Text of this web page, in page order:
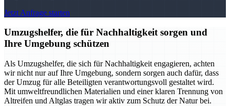
Jetzt Anfrage starten
Umzugshelfer, die für Nachhaltigkeit sorgen und
Ihre Umgebung schützen
Als Umzugshelfer, die sich für Nachhaltigkeit engagieren, achten
wir nicht nur auf Ihre Umgebung, sondern sorgen auch dafür, dass
der Umzug für alle Beteiligten verantwortungsvoll gestaltet wird.
Mit umweltfreundlichen Materialien und einer klaren Trennung von
Altreifen und Altglas tragen wir aktiv zum Schutz der Natur bei.